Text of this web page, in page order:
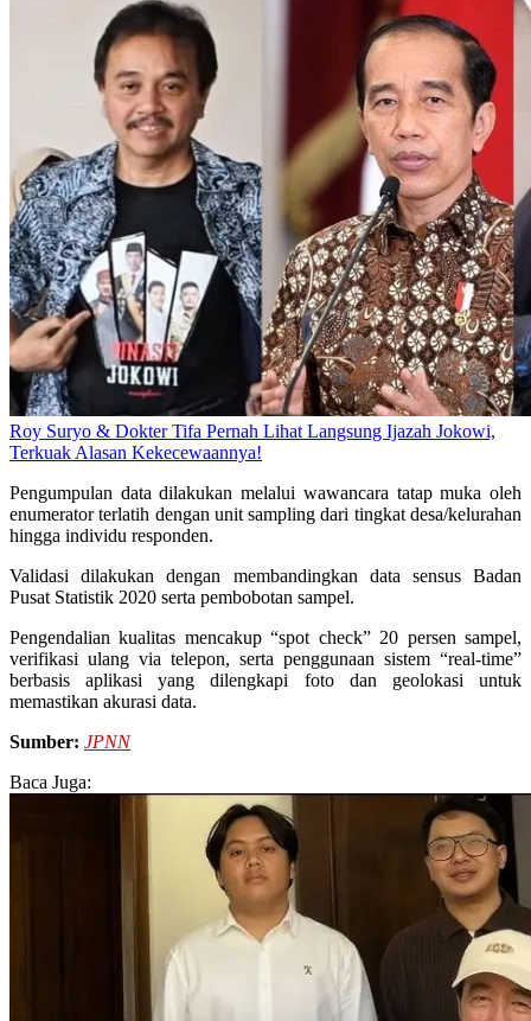
Roy Suryo & Dokter Tifa Pernah Lihat Langsung Ijazah Jokowi,
Terkuak Alasan Kekecewaannya!
Pengumpulan data dilakukan melalui wawancara tatap muka oleh
enumerator terlatih dengan unit sampling dari tingkat desa/kelurahan
hingga individu responden.
Validasi dilakukan dengan membandingkan data sensus Badan
Pusat Statistik 2020 serta pembobotan sampel.
Pengendalian kualitas mencakup “spot check” 20 persen sampel,
verifikasi ulang via telepon, serta penggunaan sistem “real-time”
berbasis aplikasi yang dilengkapi foto dan geolokasi untuk
memastikan akurasi data.
Sumber: JPNN
Baca Juga: